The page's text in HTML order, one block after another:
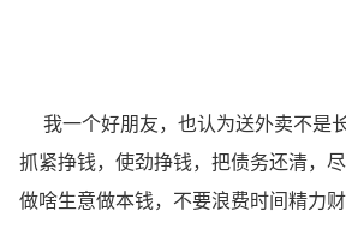
我一个好朋友，也认为送外卖不是
抓紧挣钱，使劲挣钱，把债务还清，
做啥生意做本钱，不要浪费时间精力财